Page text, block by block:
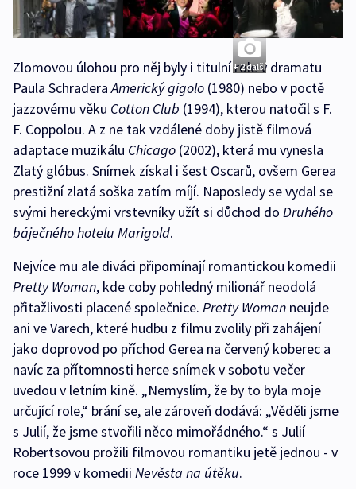
+ 2 další
Zlomovou úlohou pro něj byly i titulní role v dramatu
Paula SchraderaAmerický gigolo (1980) nebo v poctě
jazzovému věku Cotton Club (1994), kterou natočil s F.
F. Coppolou. A z ne tak vzdálené doby jistě filmová
adaptace muzikálu Chicago (2002), která mu vynesla
Zlatý glóbus. Snímek získal i šest Oscarů, ovšem Gerea
prestižní zlatá soška zatím míjí. Naposledy se vydal se
svými hereckými vrstevníky užít si důchod do Druhého
báječného hotelu Marigold.
Nejvíce mu ale diváci připomínají romantickou komedii
Pretty Woman, kde coby pohledný milionář neodolá
přitažlivosti placené společnice. Pretty Woman neujde
ani ve Varech, které hudbu z filmu zvolily při zahájení
jako doprovod po příchod Gerea na červený koberec a
navíc za přítomnosti herce snímek v sobotu večer
uvedou v letním kině. „Nemyslím, že by to byla moje
určující role,“ brání se, ale zároveň dodává: „Věděli jsme
s Julií, že jsme stvořili něco mimořádného.“ s Julií
Robertsovou prožili filmovou romantiku jetě jednou - v
roce 1999 v komedii Nevěsta na útěku.